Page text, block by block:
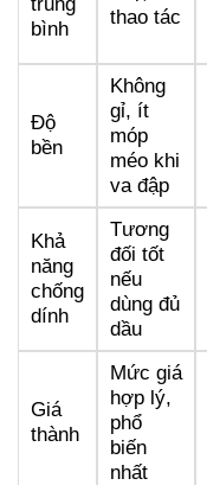
bình
thao tác
Độ
bền
Không
gỉ, ít
móp
méo khi
va đập
Khả
năng
chống
dính
Tương
đối tốt
nếu
dùng đủ
dầu
Giá
thành
Mức giá
hợp lý,
phổ
biến
nhất